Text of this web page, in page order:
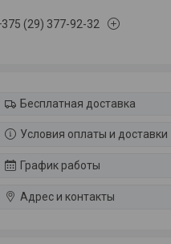
(29) 377-92-32
Бесплатная доставка
Условия оплаты и доставки
График работы
Адрес и контакты